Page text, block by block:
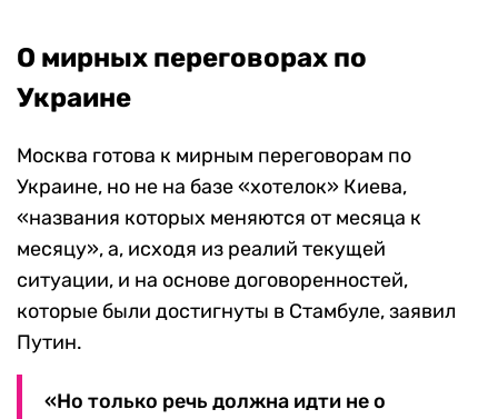
О мирных переговорах по
Украине
Москва готова к мирным переговорам по
Украине, но не на базе «хотелок» Киева,
«названия которых меняются от месяца к
месяцу», а, исходя из реалий текущей
ситуации, и на основе договоренностей,
которые были достигнуты в Стамбуле, заявил
Путин.
«Но только речь должна идти не о